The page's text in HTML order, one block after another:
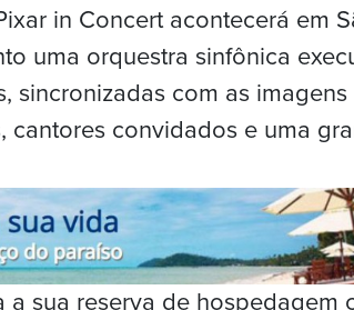
in Concert acontecerá em
uma orquestra sinfônica
sincronizadas com as
cantores convidados e uma
a sua reserva de hospedagem